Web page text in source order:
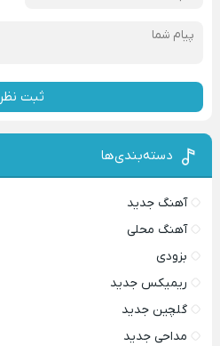
ثبت نظر
دسته‌بندی‌ها
آهنگ جدید
آهنگ محلی
بزودی
ریمیکس جدید
گلچین جدید
مداحی جدید